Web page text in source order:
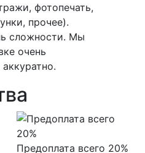
фотопечать,
прочее).
сложности. Мы
очень
Предоплата всего 20%